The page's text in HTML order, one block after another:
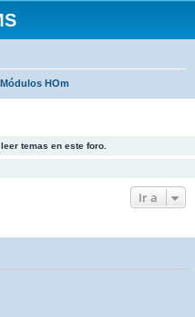
Módulos HOm
temas en este foro.
Ir a